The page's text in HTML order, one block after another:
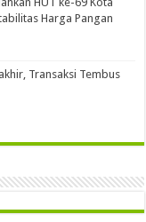
Harga Pangan
Transaksi Tembus